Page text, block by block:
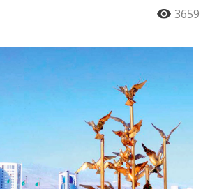
3659